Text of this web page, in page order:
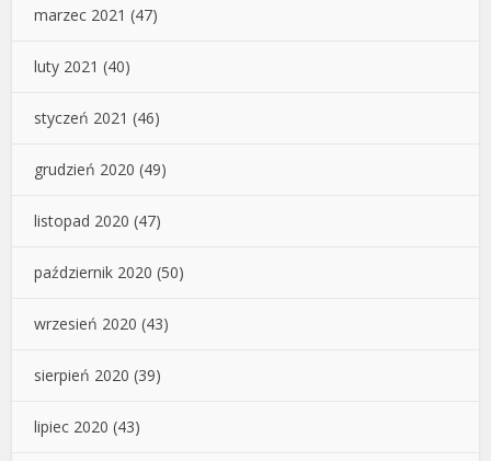
marzec 2021 (47)
luty 2021 (40)
styczeń 2021 (46)
grudzień 2020 (49)
listopad 2020 (47)
październik 2020 (50)
wrzesień 2020 (43)
sierpień 2020 (39)
lipiec 2020 (43)